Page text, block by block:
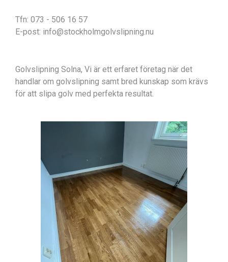
Tfn: 073 - 506 16 57
E-post: info@stockholmgolvslipning.nu
Golvslipning Solna, Vi är ett erfaret företag när det
handlar om golvslipning samt bred kunskap som krävs
för att slipa golv med perfekta resultat.